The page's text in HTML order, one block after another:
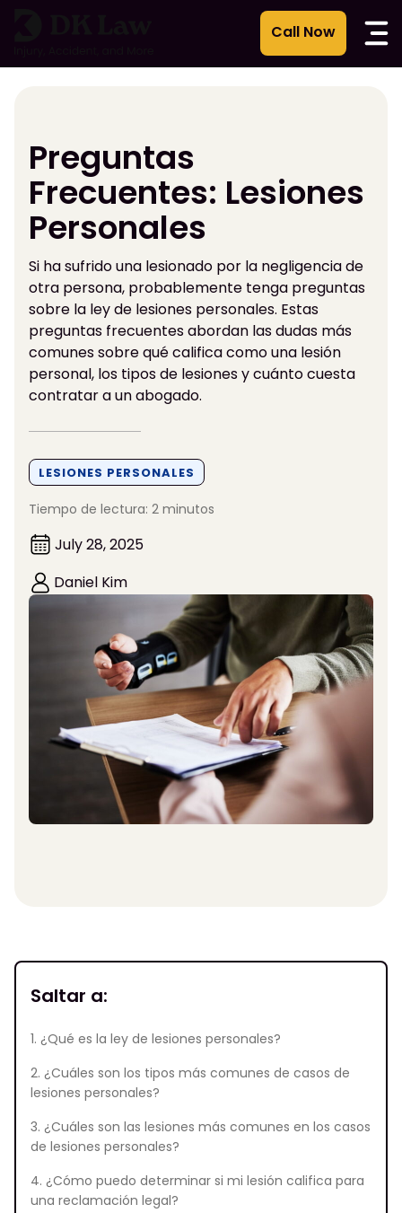
Preguntas
Frecuentes: Lesiones
Personales
Si ha sufrido una lesionado por la negligencia de
otra persona, probablemente tenga preguntas
sobre la ley de lesiones personales. Estas
preguntas frecuentes abordan las dudas más
comunes sobre qué califica como una lesión
personal, los tipos de lesiones y cuánto cuesta
contratar a un abogado.
LESIONES PERSONALES
Tiempo de lectura: 2 minutos
July 28, 2025
Daniel Kim
Saltar a:
1. ¿Qué es la ley de lesiones personales?
2. ¿Cuáles son los tipos más comunes de casos de
lesiones personales?
3. ¿Cuáles son las lesiones más comunes en los casos
de lesiones personales?
4. ¿Cómo puedo determinar si mi lesión califica para
una reclamación legal?